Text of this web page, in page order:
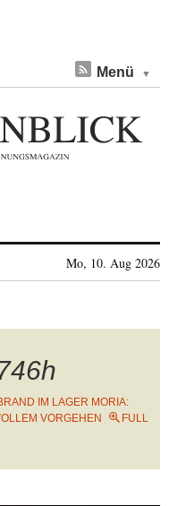
Menü
Mo, 10. Aug 2026
IM LAGER MORIA:
VORGEHEN
FULL